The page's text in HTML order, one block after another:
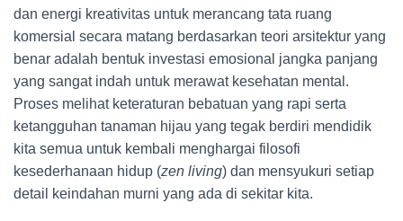
dan energi kreativitas untuk merancang tata ruang
komersial secara matang berdasarkan teori arsitektur yang
benar adalah bentuk investasi emosional jangka panjang
yang sangat indah untuk merawat kesehatan mental.
Proses melihat keteraturan bebatuan yang rapi serta
ketangguhan tanaman hijau yang tegak berdiri mendidik
kita semua untuk kembali menghargai filosofi
kesederhanaan hidup (zen living) dan mensyukuri setiap
detail keindahan murni yang ada di sekitar kita.